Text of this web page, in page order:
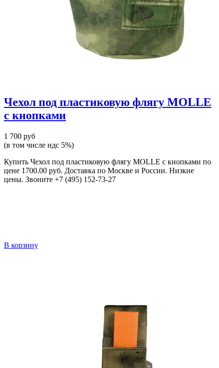
Чехол под пластиковую флягу MOLLE
с кнопками
1 700 руб
(в том числе ндс 5%)
Купить Чехол под пластиковую флягу MOLLE с кнопками по
цене 1700.00 руб. Доставка по Москве и России. Низкие
цены. Звоните +7 (495) 152-73-27
В корзину